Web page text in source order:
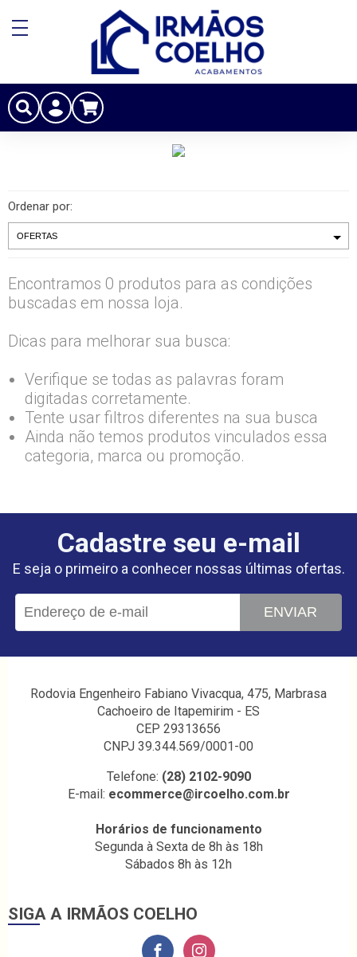
Ordenar por:
Encontramos 0 produtos para as condições
buscadas em nossa loja.
Dicas para melhorar sua busca:
Verifique se todas as palavras foram
digitadas corretamente.
Tente usar filtros diferentes na sua busca
Ainda não temos produtos vinculados essa
categoria, marca ou promoção.
Cadastre seu e-mail
E seja o primeiro a conhecer nossas últimas ofertas.
ENVIAR
Rodovia Engenheiro Fabiano Vivacqua, 475, Marbrasa
Cachoeiro de Itapemirim - ES
CEP 29313656
CNPJ 39.344.569/0001-00
Telefone: (28) 2102-9090
E-mail: ecommerce@ircoelho.com.br
Horários de funcionamento
Segunda à Sexta de 8h às 18h
Sábados 8h às 12h
SIGA A IRMÃOS COELHO